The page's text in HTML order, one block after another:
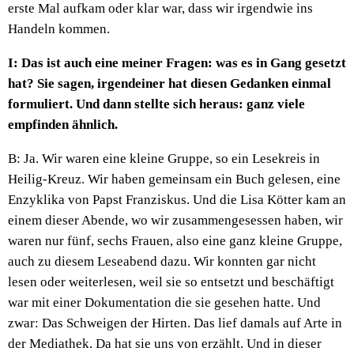
erste Mal aufkam oder klar war, dass wir irgendwie ins
Handeln kommen.
I: Das ist auch eine meiner Fragen: was es in Gang gesetzt
hat? Sie sagen, irgendeiner hat diesen Gedanken einmal
formuliert. Und dann stellte sich heraus: ganz viele
empfinden ähnlich.
B: Ja. Wir waren eine kleine Gruppe, so ein Lesekreis in
Heilig-Kreuz. Wir haben gemeinsam ein Buch gelesen, eine
Enzyklika von Papst Franziskus. Und die Lisa Kötter kam an
einem dieser Abende, wo wir zusammengesessen haben, wir
waren nur fünf, sechs Frauen, also eine ganz kleine Gruppe,
auch zu diesem Leseabend dazu. Wir konnten gar nicht
lesen oder weiterlesen, weil sie so entsetzt und beschäftigt
war mit einer Dokumentation die sie gesehen hatte. Und
zwar: Das Schweigen der Hirten. Das lief damals auf Arte in
der Mediathek. Da hat sie uns von erzählt. Und in dieser